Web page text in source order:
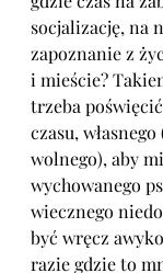
socjalizację, na
zapoznanie z
i mieście?
trzeba
czasu,
wolnego), aby
wychowanego
wiecznego
być wręcz
razie gdzie to